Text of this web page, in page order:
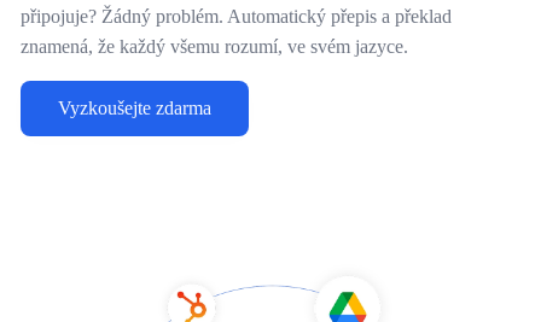
připojuje? Žádný problém. Automatický přepis a překlad
znamená, že každý všemu rozumí, ve svém jazyce.
Vyzkoušejte zdarma